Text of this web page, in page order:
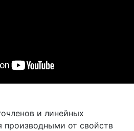
и линейных
производными от свойств